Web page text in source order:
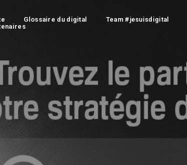
Glossaire du digital Team #jesuisdigital